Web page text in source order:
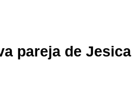
pareja de Jesica